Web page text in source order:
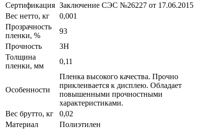
Сертификация Заключение СЭС №26227 от 17.06.2015
Вес нетто, кг
0,001
Прозрачность
пленки, %
93
Прочность
3H
Толщина
пленки, мм
0,11
Особенности
Пленка высокого качества. Прочно
приклеивается к дисплею. Обладает
повышенными прочностными
характеристиками.
Вес брутто, кг
0,02
Материал
Полиэтилен